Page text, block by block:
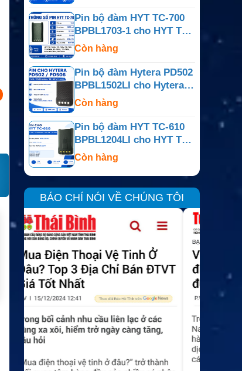
Pin bộ đàm HYT TC-700
BPBL1703-1 cho HYT TC-
700
Còn hàng
Pin bộ đàm Hytera PD502
BPBL1502LI cho Hytera
PD502 / PD506
Còn hàng
Pin bộ đàm HYT TC-610
BPBL1204LI cho HYT TC-
610
Còn hàng
BÁO CHÍ NÓI VỀ CHÚNG TÔI